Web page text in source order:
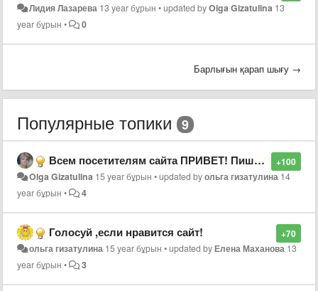
Лидия Лазарева 13 year бұрын •updated byOlga Gizatulina 13
year бұрын • 0
Барлығын қарап шығу →
Популярные топики 9
+100
Всем посетителям сайта ПРИВЕТ! Пишите свои отзывы!
Olga Gizatulina 15 year бұрын •updated byольга гизатулина 14
year бұрын • 4
+70
Голосуй ,если нравится сайт!
ольга гизатулина 15 year бұрын •updated byЕлена Маханова 13
year бұрын • 3